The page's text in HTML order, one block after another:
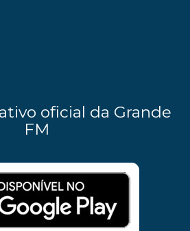
oficial da Grande
FM